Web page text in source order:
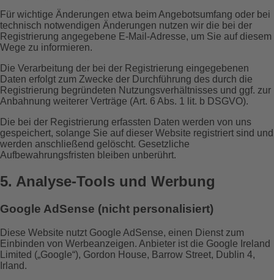
Für wichtige Änderungen etwa beim Angebotsumfang oder bei
technisch notwendigen Änderungen nutzen wir die bei der
Registrierung angegebene E-Mail-Adresse, um Sie auf diesem
Wege zu informieren.
Die Verarbeitung der bei der Registrierung eingegebenen
Daten erfolgt zum Zwecke der Durchführung des durch die
Registrierung begründeten Nutzungsverhältnisses und ggf. zur
Anbahnung weiterer Verträge (Art. 6 Abs. 1 lit. b DSGVO).
Die bei der Registrierung erfassten Daten werden von uns
gespeichert, solange Sie auf dieser Website registriert sind und
werden anschließend gelöscht. Gesetzliche
Aufbewahrungsfristen bleiben unberührt.
5. Analyse-Tools und Werbung
Google AdSense (nicht personalisiert)
Diese Website nutzt Google AdSense, einen Dienst zum
Einbinden von Werbeanzeigen. Anbieter ist die Google Ireland
Limited („Google“), Gordon House, Barrow Street, Dublin 4,
Irland.